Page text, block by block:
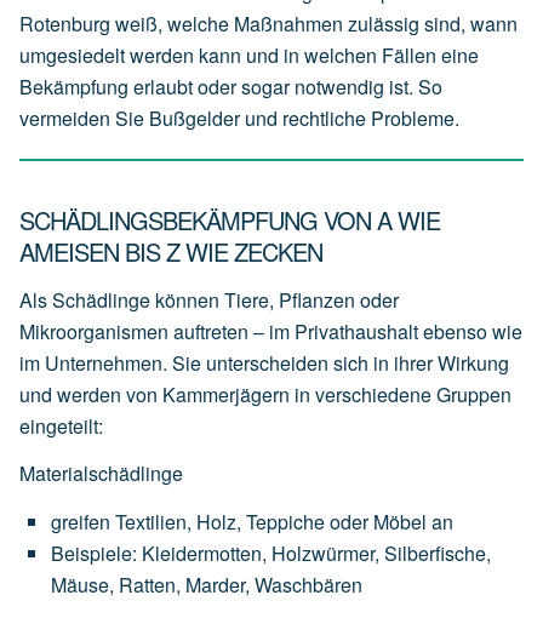
Rotenburg weiß, welche Maßnahmen zulässig sind, wann
umgesiedelt werden kann und in welchen Fällen eine
Bekämpfung erlaubt oder sogar notwendig ist. So
vermeiden Sie Bußgelder und rechtliche Probleme.
SCHÄDLINGSBEKÄMPFUNG VON A WIE
AMEISEN BIS Z WIE ZECKEN
Als Schädlinge können Tiere, Pflanzen oder
Mikroorganismen auftreten – im Privathaushalt ebenso wie
im Unternehmen. Sie unterscheiden sich in ihrer Wirkung
und werden von Kammerjägern in verschiedene Gruppen
eingeteilt:
Materialschädlinge
greifen Textilien, Holz, Teppicheoder Möbel an
Beispiele: Kleidermotten, Holzwürmer, Silberfische,
Mäuse, Ratten, Marder, Waschbären